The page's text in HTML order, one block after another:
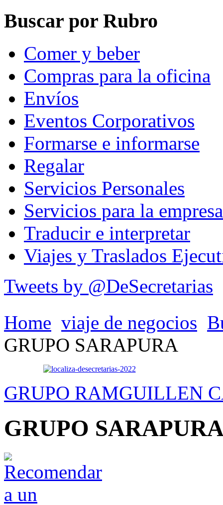
Buscar por Rubro
Comer y beber
Compras para la oficina
Envíos
Eventos Corporativos
Formarse e informarse
Regalar
Servicios Personales
Servicios para la empresa
Traducir e interpretar
Viajes y Traslados
Tweets by @DeSecretarias
Home viaje de negocios
GRUPO SARAPURA
GRUPO RAMGUILLEN
GRUPO